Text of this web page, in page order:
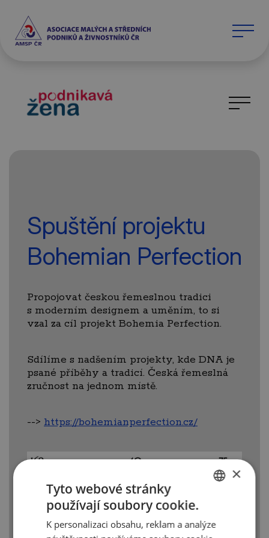
Spuštění projektu
Bohemian Perfection
Propojovat českou řemeslnou tradici
s moderním designem a uměním, to si
vzal za cíl projekt Bohemia Perfection.
Sdílíme s nadšením projekty, kde DNA je
psané příběhy a tradicí. Česká řemeslná
zručnost na jednom místě.
--> https://bohemianperfection.cz/
ENGLISH
×
Tyto webové stránky
používají soubory cookie.
K personalizaci obsahu, reklam a analýze